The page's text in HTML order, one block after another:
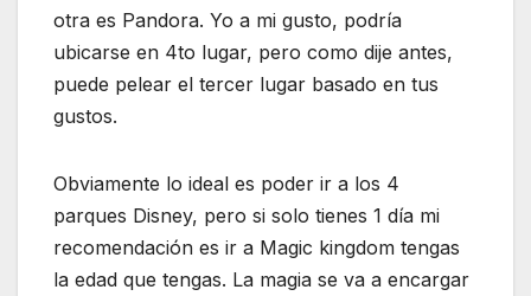
otra es Pandora. Yo a mi gusto, podría
ubicarse en 4to lugar, pero como dije antes,
puede pelear el tercer lugar basado en tus
gustos.
Obviamente lo ideal es poder ir a los 4
parques Disney, pero si solo tienes 1 día mi
recomendación es ir a Magic kingdom tengas
la edad que tengas. La magia se va a encargar